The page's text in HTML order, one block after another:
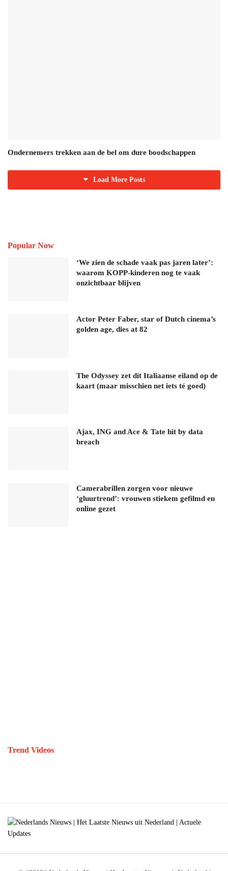
Ondernemers trekken aan de bel om dure boodschappen
Load More Posts
Popular Now
‘We zien de schade vaak pas jaren later’:
waarom KOPP-kinderen nog te vaak
onzichtbaar blijven
Actor Peter Faber, star of Dutch cinema’s
golden age, dies at 82
The Odyssey zet dít Italiaanse eiland op de
kaart (maar misschien net iets té goed)
Ajax, ING and Ace & Tate hit by data
breach
Camerabrillen zorgen voor nieuwe
‘gluurtrend’: vrouwen stiekem gefilmd en
online gezet
Trend Videos